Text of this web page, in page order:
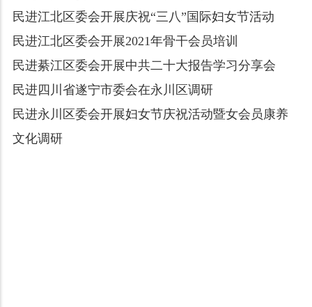
民进江北区委会开展庆祝“三八”国际妇女节活动
民进江北区委会开展2021年骨干会员培训
民进綦江区委会开展中共二十大报告学习分享会
民进四川省遂宁市委会在永川区调研
民进永川区委会开展妇女节庆祝活动暨女会员康养
文化调研